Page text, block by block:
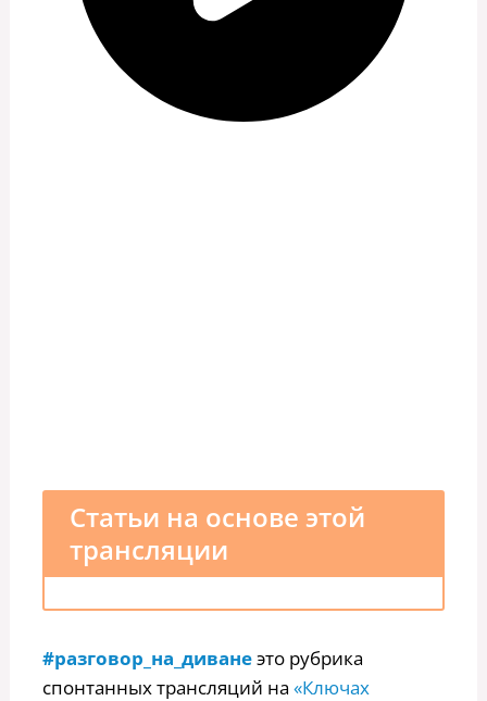
Статьи на основе этой
трансляции
#разговор_на_диванеэто рубрика
спонтанных трансляций на «Ключах